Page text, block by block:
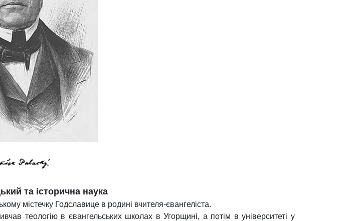
та історична наука
містечку Годславице в родині вчителя-євангеліста.
теологію в євангельських школах в Угорщині, а потім в університеті у